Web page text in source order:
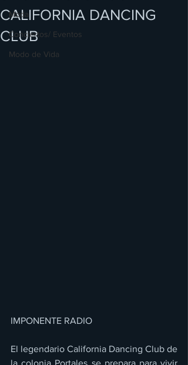
Moda
Conciertos/ Eventos
Modo de Vida
CALIFORNIA DANCING
CLUB
IMPONENTE RADIO
El legendario California Dancing Club de
la colonia Portales se prepara para vivir